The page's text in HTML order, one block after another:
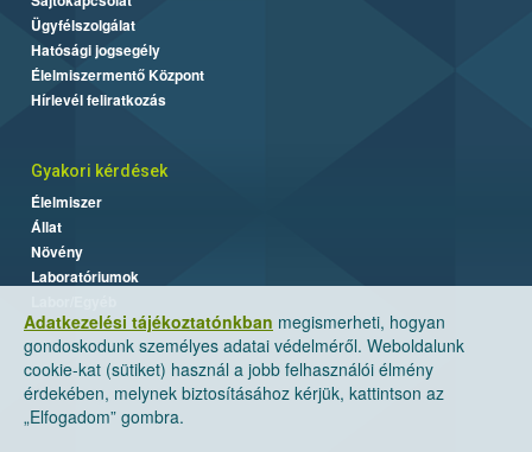
Adatkezelési tájékoztatónkban megismerheti, hogyan
gondoskodunk személyes adatai védelméről. Weboldalunk
cookie-kat (sütiket) használ a jobb felhasználói élmény
érdekében, melynek biztosításához kérjük, kattintson az
„Elfogadom” gombra.
Ügyfélszolgálat
Hatósági jogsegély
Élelmiszermentő Központ
Hírlevél feliratkozás
Gyakori kérdések
Élelmiszer
Állat
Növény
Laboratóriumok